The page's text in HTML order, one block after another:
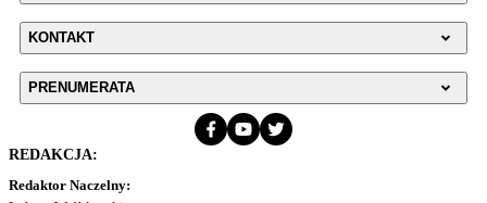
KONTAKT
PRENUMERATA
REDAKCJA:
Redaktor Naczelny: